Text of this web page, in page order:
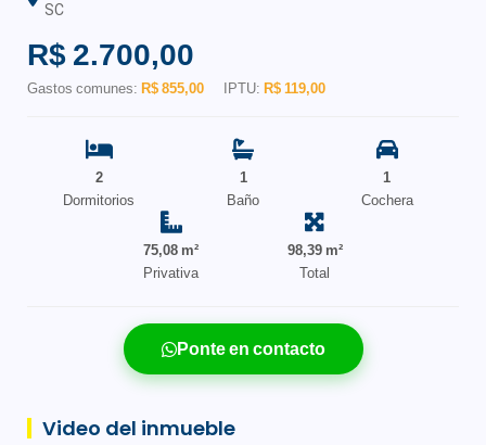
SC
R$ 2.700,00
Gastos comunes: R$ 855,00 IPTU: R$ 119,00
2
Dormitorios
1
Baño
1
Cochera
75,08 m²
Privativa
98,39 m²
Total
Ponte en contacto
Video del inmueble